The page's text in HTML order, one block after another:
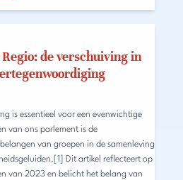
de verschuiving in
is essentieel voor een evenwichtige
van ons parlement is de
van groepen in de samenleving
Dit artikel reflecteert op
van 2023 en belicht het belang van